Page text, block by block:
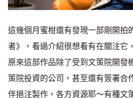
這幾個月蜜柑還有發現一部剛開
者》，看過介紹很想看有在關注它
原來這部作品除了受到文策院開發
策院投資的公司，甚至還有簽署合
伴挹注製作，各方資源耶～有種文